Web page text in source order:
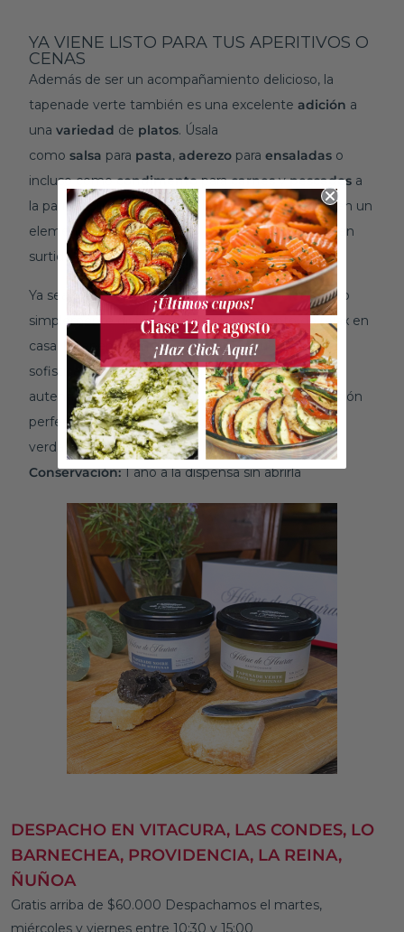
YA VIENE LISTO PARA TUS APERITIVOS O
CENAS
Además de ser un acompañamiento delicioso, la
tapenade verte también es una excelente adición a
una variedad de platos. Úsala
como salsa para pasta, aderezo para ensaladas o
incluso comocondimentoparacarnesypescados a
la parrilla. Su versatilidad en la cocina la convierte en un
elemento indispensable en cualquier despensa bien
surtida.
Ya sea que estés organizando una cena elegante o
simplemente disfrutando de un momento de relax en
casa, la tapenade noire añade un toque de
sofisticación y sabor a cualquier ocasión. Su
autenticidad y exquisitez la convierten en una opción
perfecta para aquellos que buscan disfrutar de la
verdadera esencia de la cocina mediterránea.
Conservación:1 año a la dispensa sin abrirla
DESPACHO EN VITACURA, LAS CONDES, LO
BARNECHEA, PROVIDENCIA, LA REINA,
ÑUÑOA
Gratis arriba de $60.000 Despachamos el martes,
miércoles y viernes entre 10:30 y 15:00